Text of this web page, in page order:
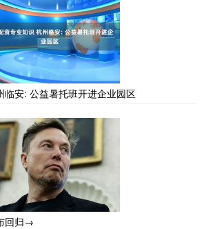
临安: 公益暑托班开进企业园区
回归→